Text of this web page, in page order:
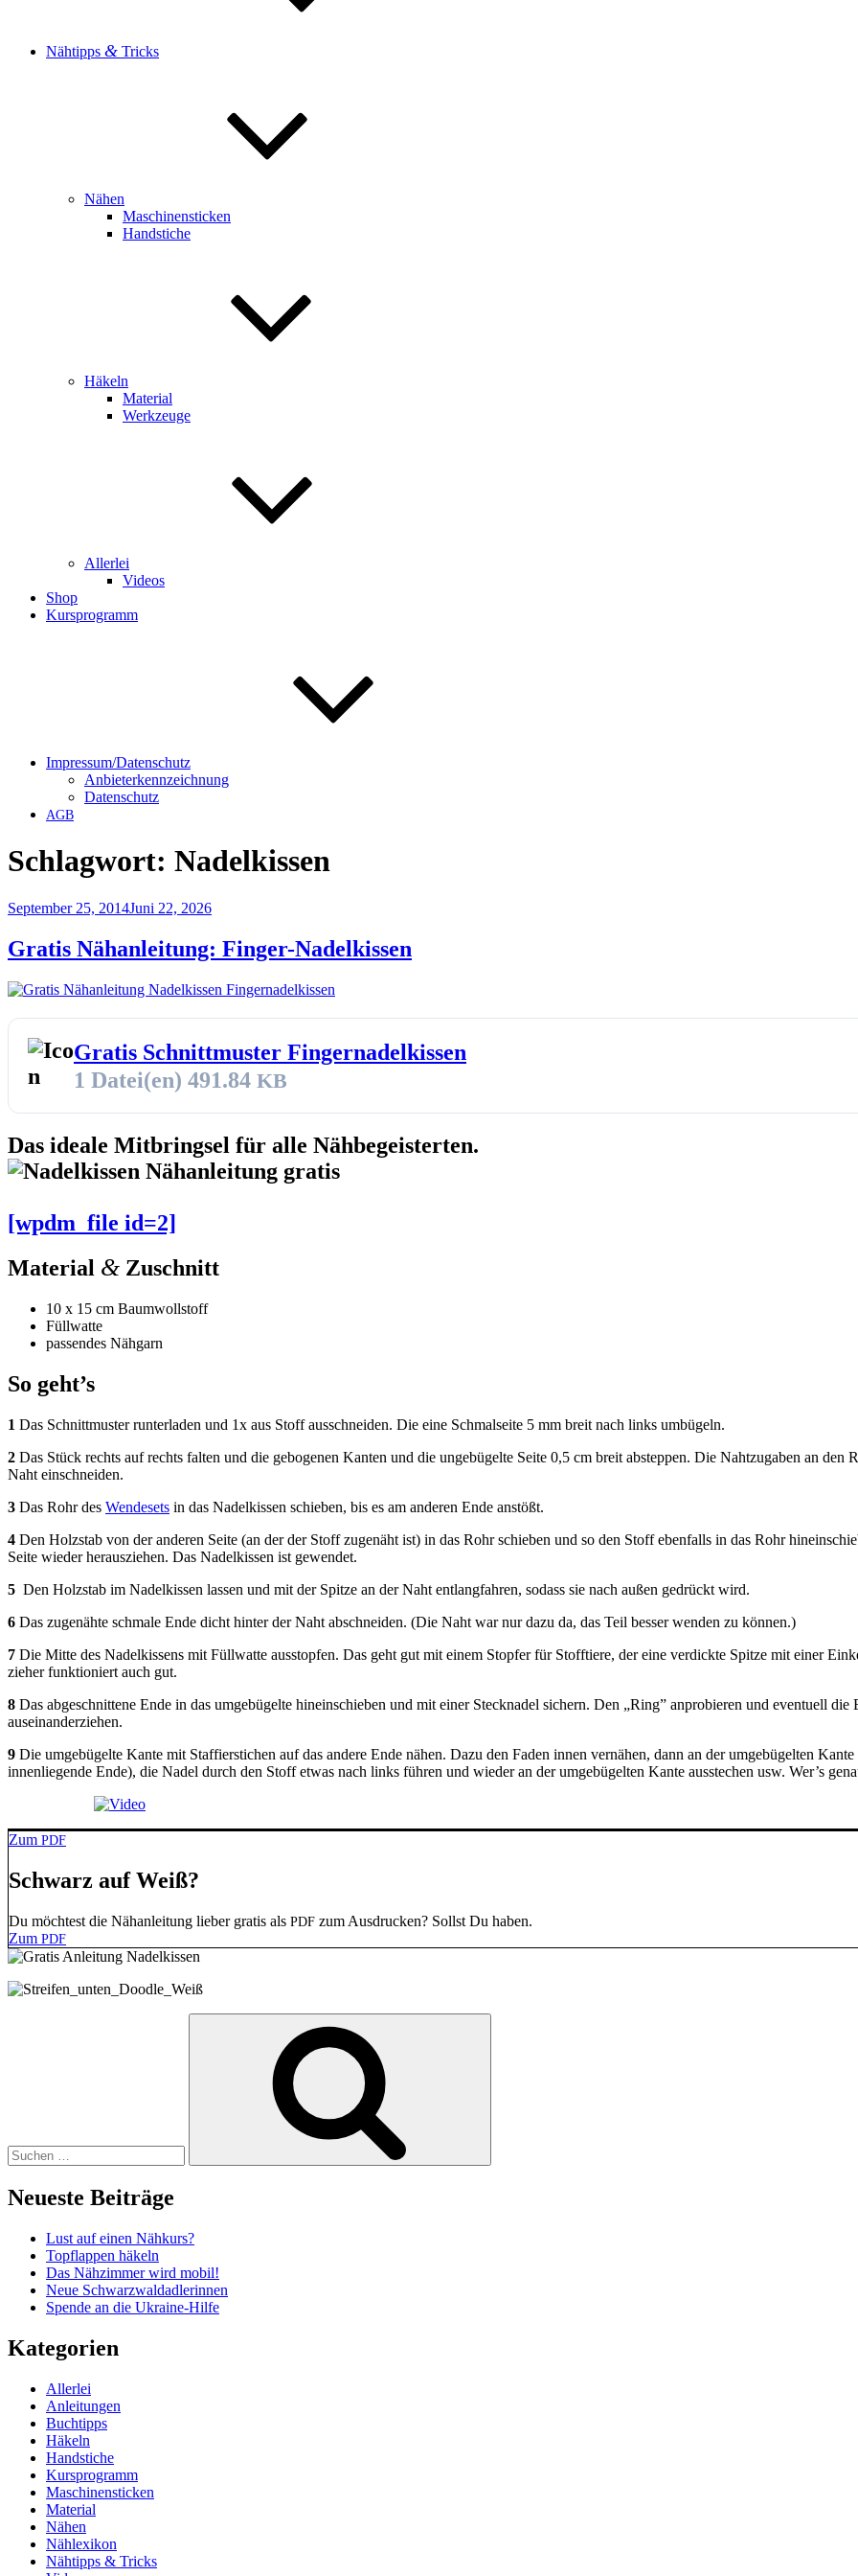
Nähtipps & Tricks
Nähen
Maschinensticken
Handstiche
Häkeln
Material
Werkzeuge
Allerlei
Videos
Shop
Kursprogramm
Impressum/Datenschutz
Anbieterkennzeichnung
Datenschutz
AGB
Schlagwort: Nadelkissen
Veröffentlicht
September 25, 2014Juni 22, 2026
Gratis Nähanleitung: Finger-Nadelkissen
Gratis Schnittmuster Fingernadelkissen
1 Datei(en) 491.84 KB
Das ideale Mitbringsel für alle Nähbegeisterten.
[wpdm_file id=2]
Material & Zuschnitt
10 x 15 cm Baumwollstoff
Füll­wat­te
pas­sen­des Nähgarn
So geht’s
1 Das Schnitt­mus­ter run­ter­la­den und 1x aus Stoff aus­schnei­den. Die eine Schmal­sei­te 5 mm breit nach links umbügeln.
2 Das Stück rechts auf rechts fal­ten und die gebo­ge­nen Kan­ten und die unge­bü­gel­te Sei­te 0,5 cm breit abstep­pen. Die Naht­zu­ga­ben an
Naht einschneiden.
3 Das Rohr des Wen­desets in das Nadel­kis­sen schie­ben, bis es am ande­ren Ende anstößt.
4 Den Holz­stab von der ande­ren Sei­te (an der der Stoff zuge­näht ist) in das Rohr schie­ben und so den Stoff eben­falls in das Rohr
Sei­te wie­der her­aus­zie­hen. Das Nadel­kis­sen ist gewendet.
5 Den Holz­stab im Nadel­kis­sen las­sen und mit der Spit­ze an der Naht ent­lang­fah­ren, sodass sie nach außen gedrückt wird.
6 Das zuge­näh­te schma­le Ende dicht hin­ter der Naht abschnei­den. (Die Naht war nur dazu da, das Teil bes­ser wen­den zu können.)
7 Die Mit­te des Nadel­kis­sens mit Füll­wat­te aus­stop­fen. Das geht gut mit einem Stop­fer für Stoff­tie­re, der eine ver­dick­te Spit­ze mit einer
zie­her funk­tio­niert auch gut.
8 Das abge­schnit­te­ne Ende in das umge­bü­gel­te hin­ein­schie­ben und mit einer Steck­na­del sichern. Den „Ring” anpro­bie­ren und even­tu­ell
auseinanderziehen.
9 Die umge­bü­gel­te Kan­te mit Staf­fier­sti­chen auf das ande­re Ende nähen. Dazu den Faden innen ver­nä­hen, dann an der umge­bü­gel­ten
innen­lie­gen­de Ende), die Nadel durch den Stoff etwas nach links füh­ren und wie­der an der umge­bü­gel­ten Kan­te aus­ste­chen usw. Wer’s
Zum PDF
Schwarz auf Weiß?
Du möch­test die Näh­an­lei­tung lie­ber gra­tis als PDF zum Aus­dru­cken? Sollst Du haben.
Zum PDF
Neueste Beiträge
Lust auf einen Nähkurs?
Topflappen häkeln
Das Nähzimmer wird mobil!
Neue Schwarzwaldadlerinnen
Spende an die Ukraine-Hilfe
Kategorien
Allerlei
Anleitungen
Buchtipps
Häkeln
Handstiche
Kursprogramm
Maschinensticken
Material
Nähen
Nählexikon
Nähtipps & Tricks